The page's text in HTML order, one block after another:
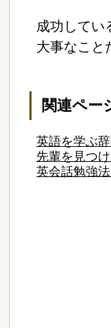
成功してい
大事なこと
関連ペー
英語を学ぶ
先輩を見つ
英会話勉強